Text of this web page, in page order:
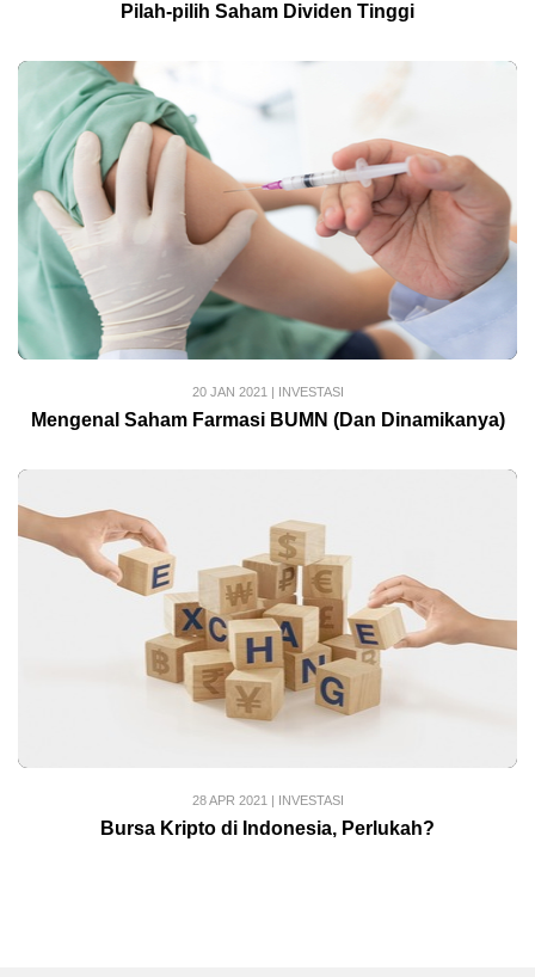
Pilah-pilih Saham Dividen Tinggi
20 JAN 2021 | INVESTASI
Mengenal Saham Farmasi BUMN (Dan Dinamikanya)
28 APR 2021 | INVESTASI
Bursa Kripto di Indonesia, Perlukah?